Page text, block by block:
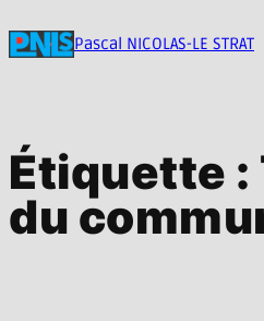
au
contenu
Pascal NICOLAS-LE STRAT
Étiquette :
du